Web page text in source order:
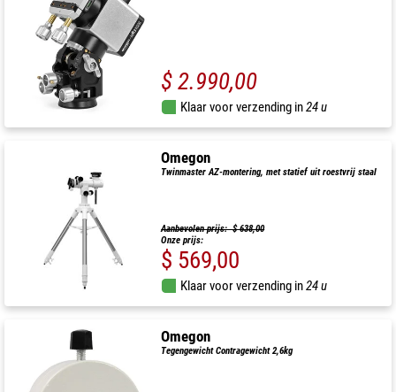
$ 2.990,00
Klaar voor verzending in24 u
Omegon
Twinmaster AZ-montering, met statief uit roestvrij staal
Aanbevolen prijs: $ 638,00
Onze prijs:
$ 569,00
Klaar voor verzending in24 u
Omegon
Tegengewicht Contragewicht 2,6kg